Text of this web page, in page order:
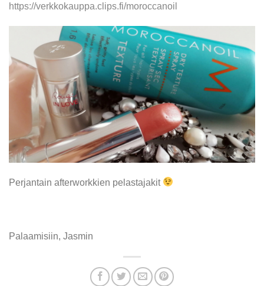
https://verkkokauppa.clips.fi/moroccanoil
Perjantain afterworkkien pelastajakit
Palaamisiin, Jasmin